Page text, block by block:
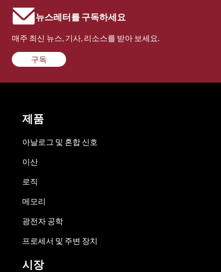
뉴스레터를 구독하세요
매주 최신 뉴스, 기사, 리소스를 받아 보세요.
구독
제품
아날로그 및 혼합 신호
이산
로직
메모리
광전자 공학
프로세서 및 주변 장치
시장